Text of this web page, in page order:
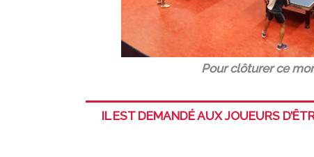
Pour clôturer ce
IL EST DEMANDÉ AUX JOUEURS